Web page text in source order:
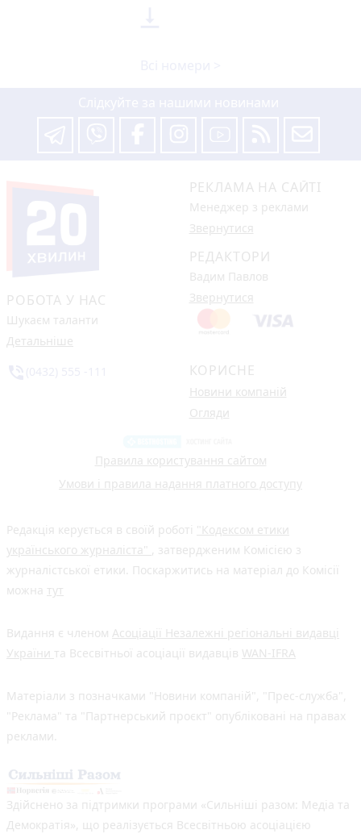
РОБОТА У НАС
Шукаєм таланти
Детальніше
РЕКЛАМА НА САЙТІ
Менеджер з реклами
Звернутися
РЕДАКТОРИ
Вадим Павлов
Звернутися
КОРИСНЕ
Новини компаній
Огляди
Правила користування сайтом
Умови і правила надання платного доступу
Редакція керується в своїй роботі "Кодексом етики
українського журналіста" , затвердженим Комісією з
журналістської етики. Поскаржитись на матеріал до Комісії
можна тут
Видання є членом Асоціації Незалежні регіональні видавці
України та Всесвітньої асоціації видавців WAN-IFRA
Матеріали з позначками "Новини компаній", "Прес-служба",
"Реклама" та "Партнерський проєкт" опубліковані на правах
реклами.
Здійснено за підтримки програми «Сильніші разом: Медіа та
Демократія», що реалізується Всесвітньою асоціацією